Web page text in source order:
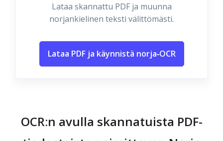
Lataa skannattu PDF ja muunna
norjankielinen teksti välittömästi.
Lataa PDF ja käynnistä norja‑OCR
OCR:n avulla skannatuista PDF-